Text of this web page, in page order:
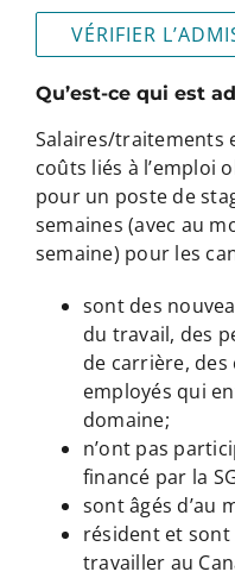
VÉRIFIER
Qu’est-ce qui est
Salaires/traitements
coûts liés à l’emploi
pour un poste de
semaines (avec au
semaine) pour les
sont des
du travail, des
de carrière,
employés qui
domaine;
n’ont pas
financé par la
sont âgés d’au
résident et
travailler au